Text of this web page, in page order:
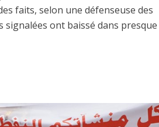
faits, selon une défenseuse des
ont baissé dans presque